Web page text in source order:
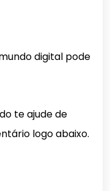
digital pode
te ajude de
logo abaixo.